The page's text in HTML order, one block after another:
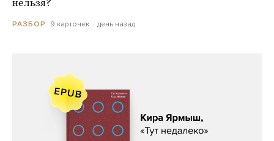
нельзя?
РАЗБОР 9 карточек день назад